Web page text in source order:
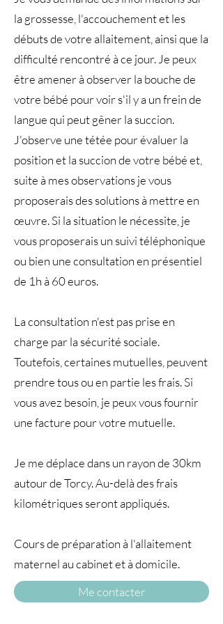
la grossesse, l'accouchement et les
débuts de votre allaitement, ainsi que la
difficulté rencontré à ce jour. Je peux
être amener à observer la bouche de
votre bébé pour voir s'il y a un frein de
langue qui peut gêner la succion.
J'observe une tétée pour évaluer la
position et la succion de votre bébé et,
suite à mes observations je vous
proposerais des solutions à mettre en
œuvre. Si la situation le nécessite, je
vous proposerais un suivi téléphonique
ou bien une consultation en présentiel
de 1h à 60 euros.
La consultation n'est pas prise en
charge par la sécurité sociale.
Toutefois, certaines mutuelles, peuvent
prendre tous ou en partie les frais. Si
vous avez besoin, je peux vous fournir
une facture pour votre mutuelle.
Je me déplace dans un rayon de 30km
autour de Torcy. Au-delà des frais
kilométriques seront appliqués.
Cours de préparation à l'allaitement
maternel au cabinet et à domicile.
Me contacter